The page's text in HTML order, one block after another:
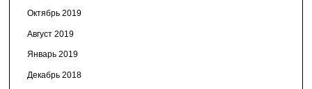
Октябрь 2019
Август 2019
Январь 2019
Декабрь 2018